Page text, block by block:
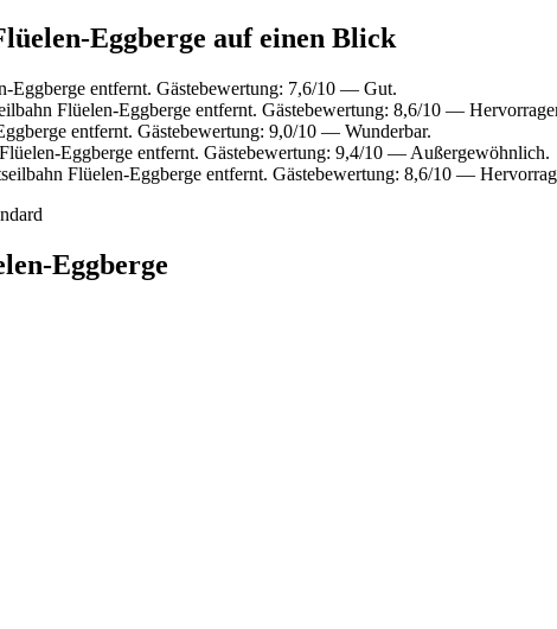
Eggberge auf einen Blick
entfernt. Gästebewertung: 7,6/10 — Gut.
Flüelen-Eggberge entfernt. Gästebewertung: 8,6/10 —
entfernt. Gästebewertung: 9,0/10 — Wunderbar.
Eggberge entfernt. Gästebewertung: 9,4/10 — Außergewöhnlich.
Flüelen-Eggberge entfernt. Gästebewertung: 8,6/10 —
Eggberge